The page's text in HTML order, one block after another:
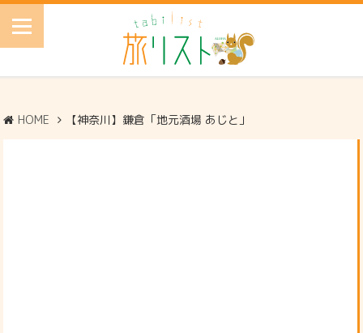
HOME 【神奈川】鎌倉「地元酒場 あじと」